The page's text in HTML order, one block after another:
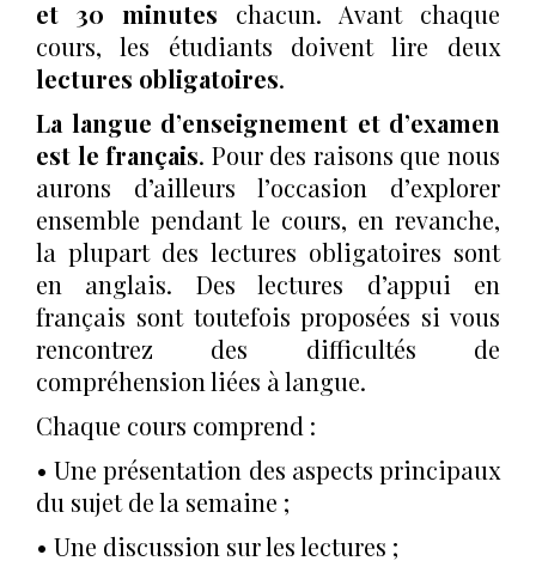
et 30 minutes chacun. Avant chaque
cours, les étudiants doivent lire deux
lectures obligatoires.
La langue d’enseignement et d’examen
est le français. Pour des raisons que nous
aurons d’ailleurs l’occasion d’explorer
ensemble pendant le cours, en revanche,
la plupart des lectures obligatoires sont
en anglais. Des lectures d’appui en
français sont toutefois proposées si vous
rencontrez des difficultés de
compréhension liées à langue.
Chaque cours comprend :
• Une présentation des aspects principaux
du sujet de la semaine ;
• Une discussion sur les lectures ;